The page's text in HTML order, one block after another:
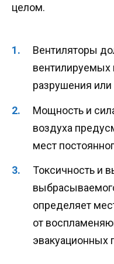
целом.
Вентиляторы
разрушения
Мощность и
воздуха
мест
Токсичность и
определяет
от
эвакуационных